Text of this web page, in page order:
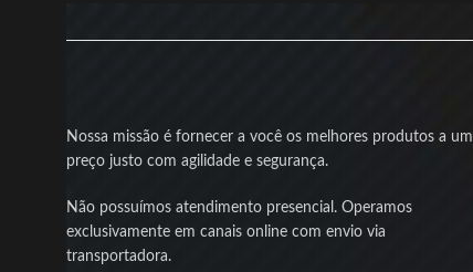
Nossa missão é fornecer a você os melhores produtos a um
preço justo com agilidade e segurança.
Não possuímos atendimento presencial. Operamos
exclusivamente em canais online com envio via
transportadora.